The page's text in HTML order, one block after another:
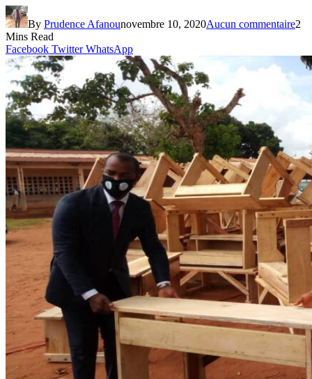
By Prudence Afanounovembre 10, 2020Aucun commentaire2
Mins Read
Facebook Twitter WhatsApp